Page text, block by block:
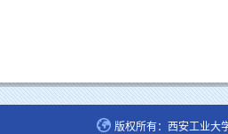
版权所有：西安工业大